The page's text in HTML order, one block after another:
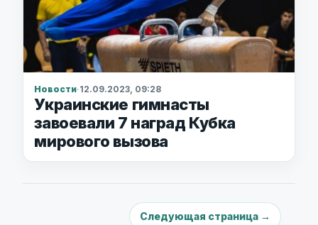
Новости·12.09.2023, 09:28
Украинские гимнасты
завоевали 7 наград Кубка
мирового вызова
Следующая страница →